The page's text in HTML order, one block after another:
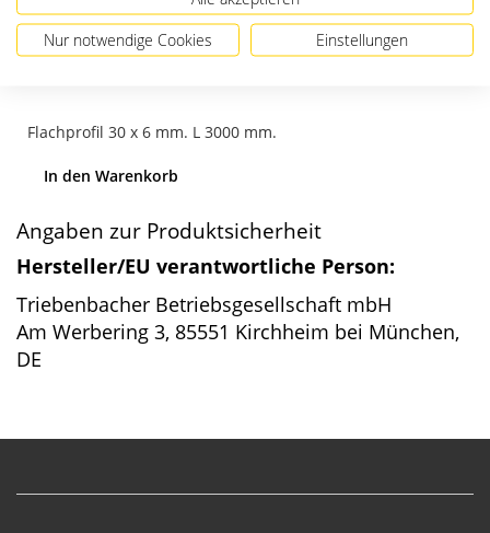
Flachprofil 30 x 6 mm. L 3000 mm.
In den Warenkorb
Angaben zur Produktsicherheit
Hersteller/EU verantwortliche Person:
Triebenbacher Betriebsgesellschaft mbH
Am Werbering 3, 85551 Kirchheim bei München,
DE
Nur notwendige Cookies Einstellungen